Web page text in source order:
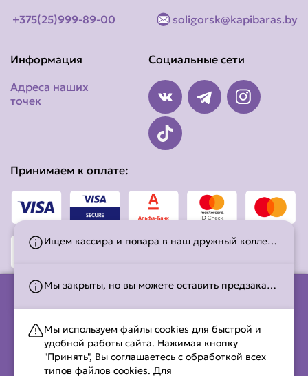
Ищем кассира и повара в наш дружный коллектив!Подробности вакансии: +375 (29) 222-94-89, Алина.
Мы закрыты, но вы можете оставить предзаказ! Работаем с 11:00 до 23:00. С временем работы можно ознакомиться на странице
Мы используем файлы cookies для быстрой и
удобной работы сайта. Нажимая кнопку
"Принять", Вы соглашаетесь с обработкой всех
типов файлов cookies. Для
+375(25)999-89-00
soligorsk@kapibaras.by
Информация
Адреса наших
точек
Социальные сети
Принимаем к оплате:
ООО «Сев и Компани» (УНП 491653030)
свидетельство о гос. регистрации 491652030 выдано
Светлогорским районным исполнительным комитетом 02
июля 2021 г.,